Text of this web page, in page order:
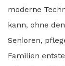
moderne
kann, ohne
Senioren,
Familien